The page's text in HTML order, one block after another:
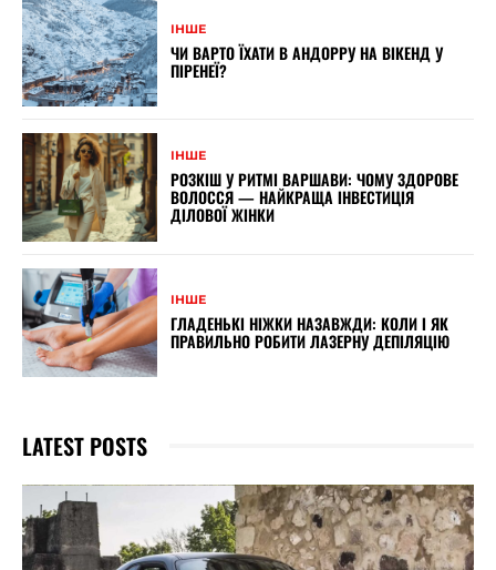
ІНШЕ
ЧИ ВАРТО ЇХАТИ В АНДОРРУ НА ВІКЕНД У
ПІРЕНЕЇ?
ІНШЕ
РОЗКІШ У РИТМІ ВАРШАВИ: ЧОМУ ЗДОРОВЕ
ВОЛОССЯ — НАЙКРАЩА ІНВЕСТИЦІЯ
ДІЛОВОЇ ЖІНКИ
ІНШЕ
ГЛАДЕНЬКІ НІЖКИ НАЗАВЖДИ: КОЛИ І ЯК
ПРАВИЛЬНО РОБИТИ ЛАЗЕРНУ ДЕПІЛЯЦІЮ
LATEST POSTS